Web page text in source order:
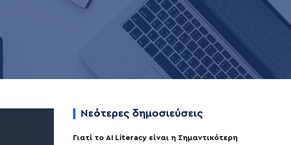
Νεότερες δημοσιεύσεις
Γιατί το AI Literacy είναι η Σημαντικότερη